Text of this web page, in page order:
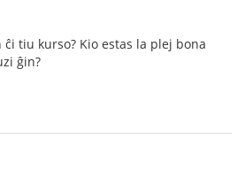
tiu kurso? Kio estas la plej bona
ĝin?